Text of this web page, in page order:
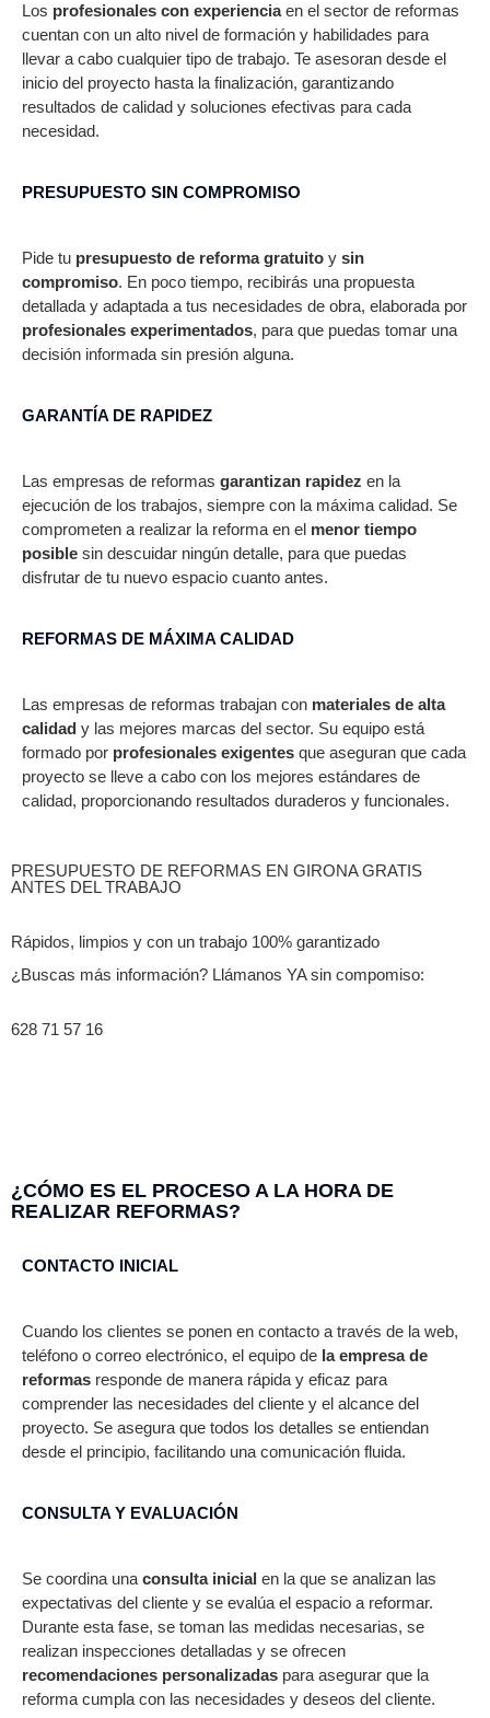
Los profesionales con experienciaen el sector de reformas
cuentan con un alto nivel de formación y habilidades para
llevar a cabo cualquier tipo de trabajo. Te asesoran desde el
inicio del proyecto hasta la finalización, garantizando
resultados de calidad y soluciones efectivas para cada
necesidad.
PRESUPUESTO SIN COMPROMISO
Pide tu presupuesto de reforma gratuito y sin
compromiso. En poco tiempo, recibirás una propuesta
detallada y adaptada a tus necesidades de obra, elaborada por
profesionales experimentados, para que puedas tomar una
decisión informada sin presión alguna.
GARANTÍA DE RAPIDEZ​
Las empresas de reformas garantizan rapidez en la
ejecución de los trabajos, siempre con la máxima calidad. Se
comprometen a realizar la reforma en el menor tiempo
posible sin descuidar ningún detalle, para que puedas
disfrutar de tu nuevo espacio cuanto antes.
REFORMAS DE MÁXIMA CALIDAD
Las empresas de reformas trabajan con materiales de alta
calidad y las mejores marcas del sector. Su equipo está
formado por profesionales exigentes que aseguran que cada
proyecto se lleve a cabo con los mejores estándares de
calidad, proporcionando resultados duraderos y funcionales.
PRESUPUESTO DE REFORMAS EN GIRONA GRATIS
ANTES DEL TRABAJO
Rápidos, limpios y con un trabajo 100% garantizado
¿Buscas más información? Llámanos YA sin compomiso:
628 71 57 16
¿CÓMO ES EL PROCESO A LA HORA DE
REALIZAR REFORMAS?
CONTACTO INICIAL
Cuando los clientes se ponen en contacto a través de la web,
teléfono o correo electrónico, el equipo de la empresa de
reformas responde de manera rápida y eficaz para
comprender las necesidades del cliente y el alcance del
proyecto. Se asegura que todos los detalles se entiendan
desde el principio, facilitando una comunicación fluida.
CONSULTA Y EVALUACIÓN
Se coordina una consulta inicial en la que se analizan las
expectativas del cliente y se evalúa el espacio a reformar.
Durante esta fase, se toman las medidas necesarias, se
realizan inspecciones detalladas y se ofrecen
recomendaciones personalizadas para asegurar que la
reforma cumpla con las necesidades y deseos del cliente.